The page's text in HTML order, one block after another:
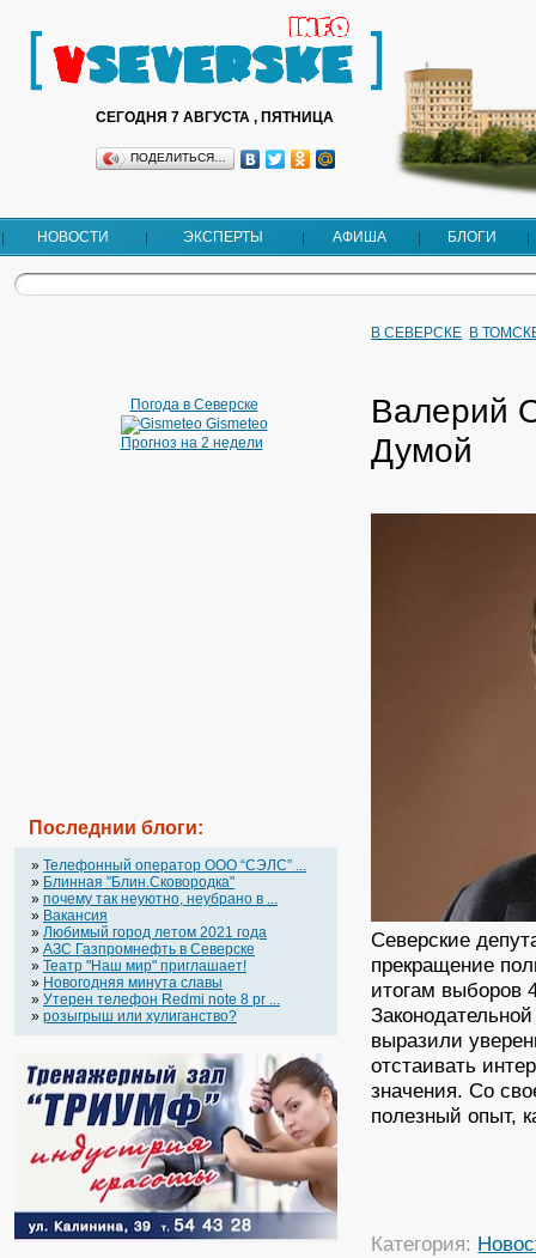
СЕГОДНЯ 7 АВГУСТА , ПЯТНИЦА
ПОДЕЛИТЬСЯ…
НОВОСТИ ЭКСПЕРТЫ АФИША БЛОГИ
Погода в Северске
Gismeteo
Прогноз на 2 недели
Последнии блоги:
» Телефонный оператор OOO “СЭЛС” ...
» Блинная "Блин.Сковородка"
» почему так неуютно, неубрано в ...
» Вакансия
» Любимый город летом 2021 года
» АЗС Газпромнефть в Северске
» Театр "Наш мир" приглашает!
» Новогодняя минута славы
» Утерен телефон Redmi note 8 pr ...
» розыгрыш или хулиганство?
В СЕВЕРСКЕ В
Валерий
Думой
Северские
прекращение
итогам выборов
выразили
отстаивать
значения. Со
полезный опыт,
Категория: